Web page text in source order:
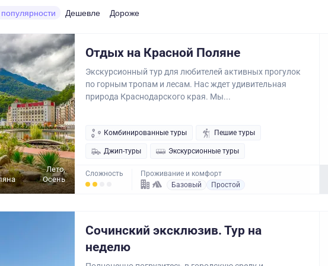
Дешевле Дороже
Лето,
Осень
Отдых на Красной Поляне
Экскурсионный тур для любителей активных прогулок
по горным тропам и лесам. Нас ждет удивительная
природа Краснодарского края. Мы...
Комбинированные туры Пешие туры
Джип-туры Экскурсионные туры
Сложность
Проживание и комфорт
Базовый
Простой
Сочинский эксклюзив. Тур на
неделю